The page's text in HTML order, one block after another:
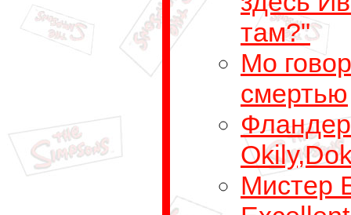
там?"
Мо
смертью
Мистер